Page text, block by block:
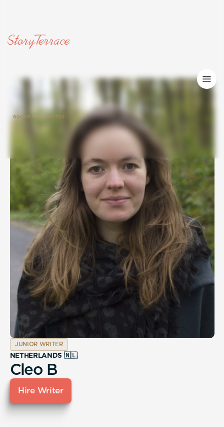
JUNIOR WRITER
NETHERLANDS 🇳🇱
Cleo B
Hire Writer